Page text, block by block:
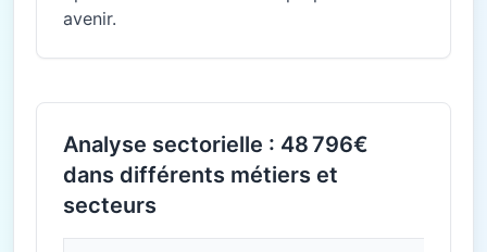
avenir.
Analyse sectorielle : 48 796€
dans différents métiers et
secteurs